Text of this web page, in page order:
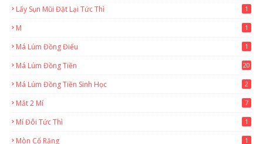
Lấy Sụn Mũi Đặt Lại Tức Thì 1
M 1
Má Lúm Đồng Điếu 1
Má Lúm Đồng Tiền 20
Má Lúm Đồng Tiền Sinh Học 2
Mắt 2 Mí 7
Mí Đôi Tức Thì 1
Mòn Cổ Răng 1